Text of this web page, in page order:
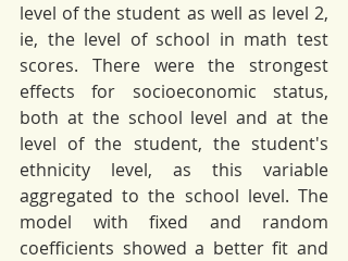
level of the student as well as level 2,
ie, the level of school in math test
scores. There were the strongest
effects for socioeconomic status,
both at the school level and at the
level of the student, the student's
ethnicity level, as this variable
aggregated to the school level. The
model with fixed and random
coefficients showed a better fit and